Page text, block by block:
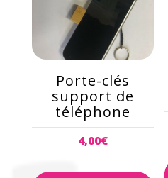
Porte-clés
support de
téléphone
4,00€